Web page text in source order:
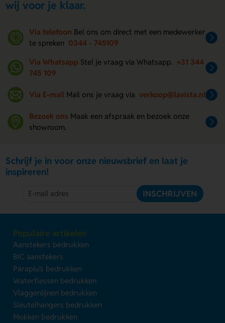
wij voor je klaar.
Via telefoon Bel ons om direct met een medewerker
te spreken 0344 - 745109
Via Whatsapp Stel je vraag via Whatsapp. +31 344
745 109
Via E-mail Mail ons je vraag via verkoop@lavista.nl
Bezoek ons Maak een afspraak en bezoek onze
showroom.
Schrijf je in voor onze nieuwsbrief en laat je
inspireren!
INSCHRIJVEN
Populaire artikelen
Aanstekers bedrukken
BIC aanstekers
Paraplu's bedrukken
Waterflessen bedrukken
Vlaggenlijnen bedrukken
Sleutelhangers bedrukken
Mokken bedrukken